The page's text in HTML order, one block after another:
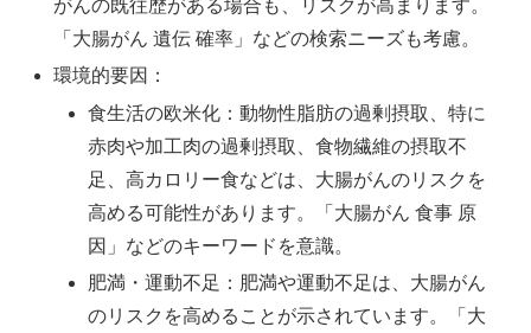
がんの既往歴がある場合も、リスクが高まります。
「大腸がん 遺伝 確率」などの検索ニーズも考慮。
環境的要因：
食生活の欧米化：動物性脂肪の過剰摂取、特に
赤肉や加工肉の過剰摂取、食物繊維の摂取不
足、高カロリー食などは、大腸がんのリスクを
高める可能性があります。「大腸がん 食事 原
因」などのキーワードを意識。
肥満・運動不足：肥満や運動不足は、大腸がん
のリスクを高めることが示されています。「大